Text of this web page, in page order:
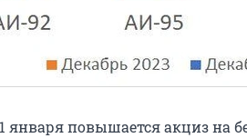
января повышается акциз на